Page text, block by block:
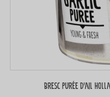
Bresc Purée d’ail